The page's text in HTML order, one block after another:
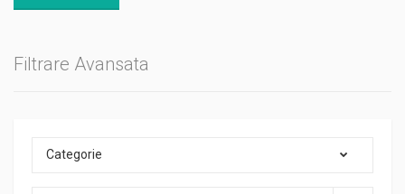
Filtrare Avansata
Categorie